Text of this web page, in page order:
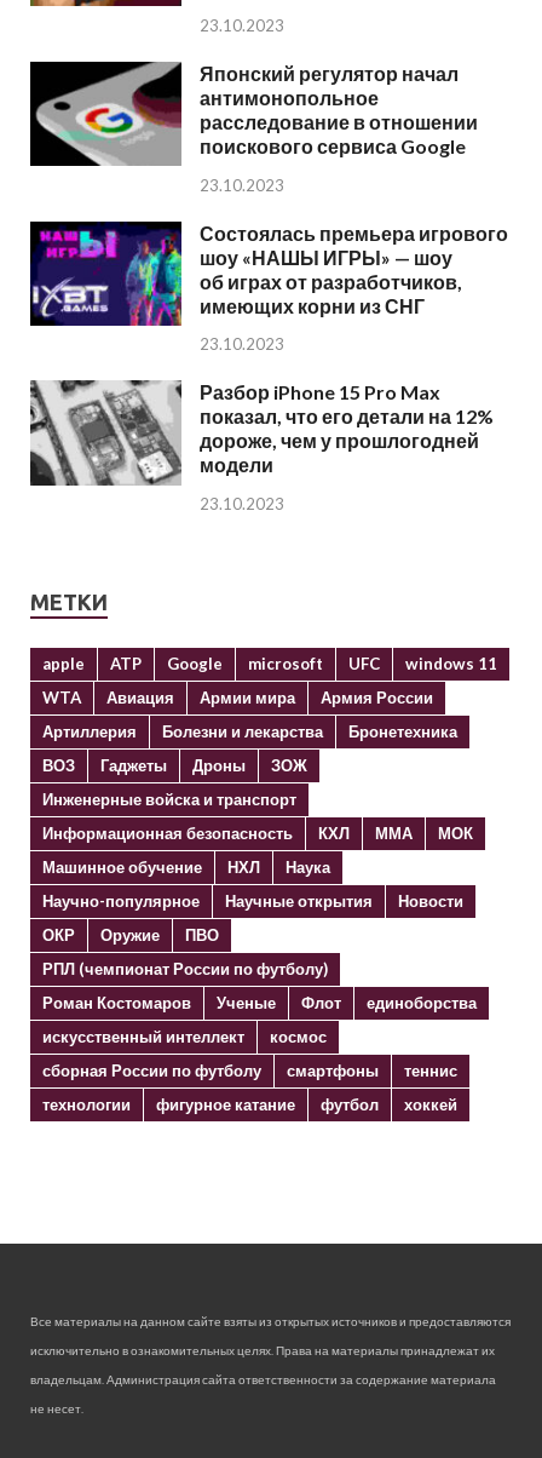
23.10.2023
Японский регулятор начал
антимонопольное
расследование в отношении
поискового сервиса Google
23.10.2023
Состоялась премьера игрового
шоу «НАШЫ ИГРЫ» — шоу
об играх от разработчиков,
имеющих корни из СНГ
23.10.2023
Разбор iPhone 15 Pro Max
показал, что его детали на 12%
дороже, чем у прошлогодней
модели
23.10.2023
МЕТКИ
apple ATP Google microsoft UFC
windows 11
WTA
Авиация Армии мира
Армия России
Артиллерия
Болезни и лекарства
Бронетехника
ВОЗ
Гаджеты Дроны
ЗОЖ
Инженерные войска и транспорт
Информационная безопасность
КХЛ ММА
МОК
Машинное обучение
НХЛ
Наука
Научно-популярное
Научные открытия
Новости
ОКР
Оружие
ПВО
РПЛ (чемпионат России по футболу)
Роман Костомаров
Ученые Флот
единоборства
искусственный интеллект
космос
сборная России по футболу
смартфоны
теннис
технологии
фигурное катание футбол хоккей
Все материалы на данном сайте взяты из открытых источников и предоставляются
исключительно в ознакомительных целях. Права на материалы принадлежат их
владельцам. Администрация сайта ответственности за содержание материала
не несет.